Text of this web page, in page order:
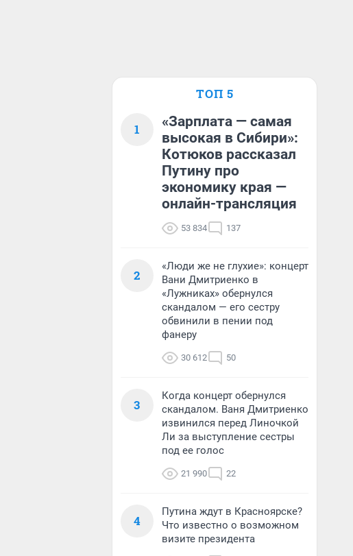
ТОП 5
1
«Зарплата — самая
высокая в Сибири»:
Котюков рассказал
Путину про
экономику края —
онлайн-трансляция
53 834 137
2
«Люди же не глухие»: концерт
Вани Дмитриенко в
«Лужниках» обернулся
скандалом — его сестру
обвинили в пении под
фанеру
30 612 50
3
Когда концерт обернулся
скандалом. Ваня Дмитриенко
извинился перед Линочкой
Ли за выступление сестры
под ее голос
21 990 22
4
Путина ждут в Красноярске?
Что известно о возможном
визите президента